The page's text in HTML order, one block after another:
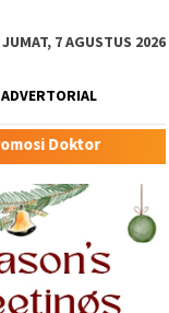
JUMAT, 7 AGUSTUS 2026
ADVERTORIAL
Transformasi